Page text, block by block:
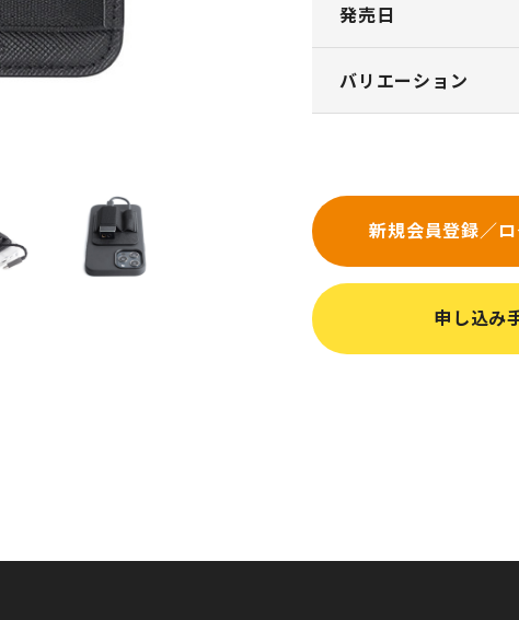
発売日
バリエーション
新規会員登録／
申し込み